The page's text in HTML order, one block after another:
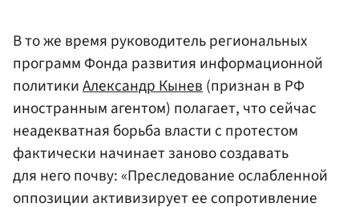
В то же время руководитель региональных
программ Фонда развития информационной
политикиАлександр Кынев (признан в РФ
иностранным агентом) полагает, что сейчас
неадекватная борьба власти с протестом
фактически начинает заново создавать
для него почву: «Преследование ослабленной
оппозиции активизирует ее сопротивление